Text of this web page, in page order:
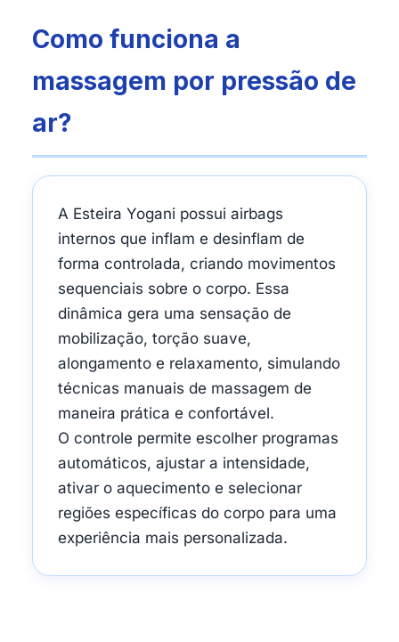
Como funciona a
massagem por pressão de
ar?
A Esteira Yogani possui airbags
internos que inflam e desinflam de
forma controlada, criando movimentos
sequenciais sobre o corpo. Essa
dinâmica gera uma sensação de
mobilização, torção suave,
alongamento e relaxamento, simulando
técnicas manuais de massagem de
maneira prática e confortável.
O controle permite escolher programas
automáticos, ajustar a intensidade,
ativar o aquecimento e selecionar
regiões específicas do corpo para uma
experiência mais personalizada.